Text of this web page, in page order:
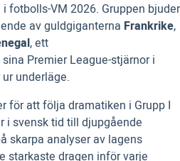
fotbolls-VM 2026. Gruppen bjuder
av guldgiganterna Frankrike,
, ett
Premier League-stjärnor i
underläge.
för att följa dramatiken i Grupp I
svensk tid till djupgående
skarpa analyser av lagens
starkaste dragen inför varje